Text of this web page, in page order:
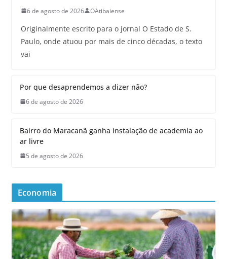
6 de agosto de 2026 OAtibaiense
Originalmente escrito para o jornal O Estado de S.
Paulo, onde atuou por mais de cinco décadas, o texto
vai
Por que desaprendemos a dizer não?
6 de agosto de 2026
Bairro do Maracanã ganha instalação de academia ao
ar livre
5 de agosto de 2026
Economia